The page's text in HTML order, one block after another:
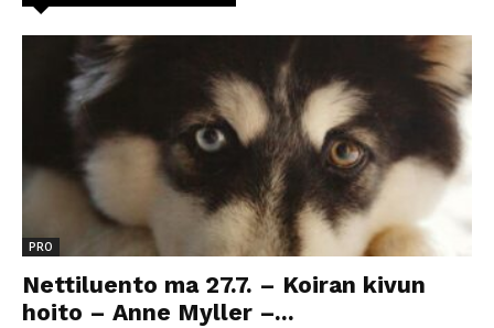
PRO
Nettiluento ma 27.7. – Koiran kivun
hoito – Anne Myller –...